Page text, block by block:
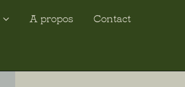
A propos Contact